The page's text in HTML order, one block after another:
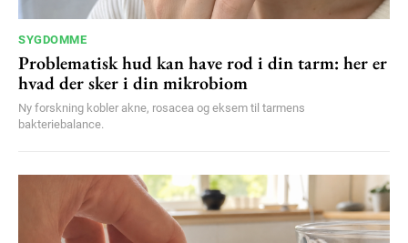
SYGDOMME
Problematisk hud kan have rod i din tarm: her er
hvad der sker i din mikrobiom
Ny forskning kobler akne, rosacea og eksem til tarmens
bakteriebalance.